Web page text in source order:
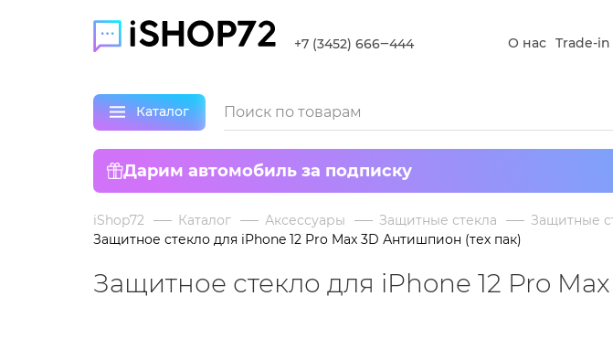
+7 (3452) 666‒444 О нас Trade-in
Каталог
Дарим автомобиль за подписку
iShop72 Каталог Аксессуары Защитные стекла Защитные
Защитное стекло для iPhone 12 Pro Max 3D Антишпион (тех пак)
Защитное стекло для iPhone 12 Pro